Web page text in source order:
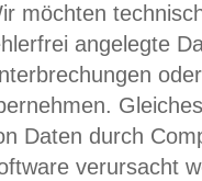
möchten
angelegte
Daten durch
verursacht